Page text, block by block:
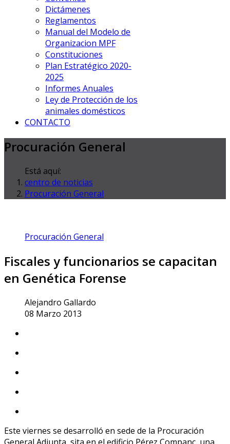
Dictámenes
Reglamentos
Manual del Modelo de
Organizacion MPF
Constituciones
Plan Estratégico 2020-
2025
Informes Anuales
Ley de Protección de los
animales domésticos
CONTACTO
Procuración General
Está aquí:
centro de noticias
Procuración General
Procuración General
Fiscales y funcionarios se capacitan
en Genética Forense
Alejandro Gallardo
08 Marzo 2013
Este viernes se desarrolló en sede de la Procuración